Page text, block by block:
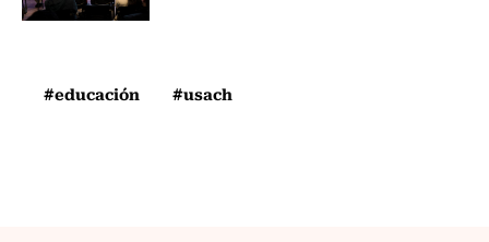
#educación #usach